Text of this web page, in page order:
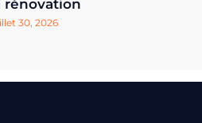
rénovation
30, 2026